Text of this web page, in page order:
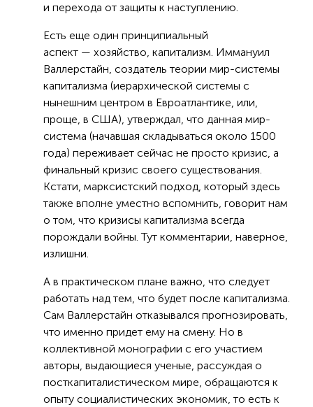
и перехода от защиты к наступлению.
Есть еще один принципиальный
аспект — хозяйство, капитализм. Иммануил
Валлерстайн, создатель теории мир-системы
капитализма (иерархической системы с
нынешним центром в Евроатлантике, или,
проще, в США), утверждал, что данная мир-
система (начавшая складываться около 1500
года) переживает сейчас не просто кризис, а
финальный кризис своего существования.
Кстати, марксистский подход, который здесь
также вполне уместно вспомнить, говорит нам
о том, что кризисы капитализма всегда
порождали войны. Тут комментарии, наверное,
излишни.
А в практическом плане важно, что следует
работать над тем, что будет после капитализма.
Сам Валлерстайн отказывался прогнозировать,
что именно придет ему на смену. Но в
коллективной монографии с его участием
авторы, выдающиеся ученые, рассуждая о
посткапиталистическом мире, обращаются к
опыту социалистических экономик, то есть к